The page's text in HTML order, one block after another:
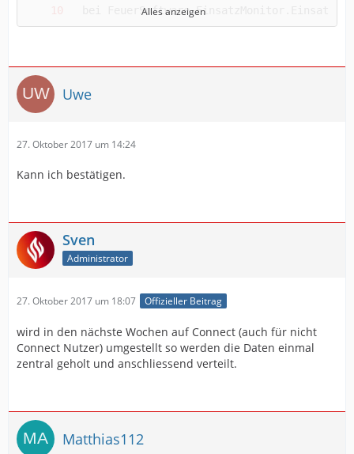
Alles anzeigen
Uwe
27. Oktober 2017 um 14:24
Kann ich bestätigen.
Sven
Administrator
27. Oktober 2017 um 18:07 Offizieller Beitrag
wird in den nächste Wochen auf Connect (auch für nicht
Connect Nutzer) umgestellt so werden die Daten einmal
zentral geholt und anschliessend verteilt.
Matthias112